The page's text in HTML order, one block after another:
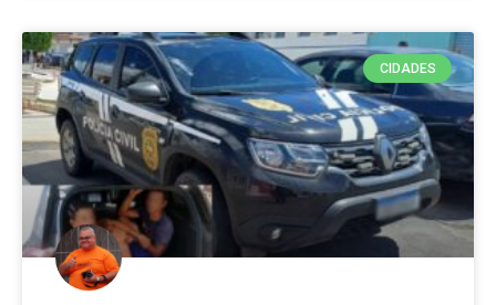
CIDADES